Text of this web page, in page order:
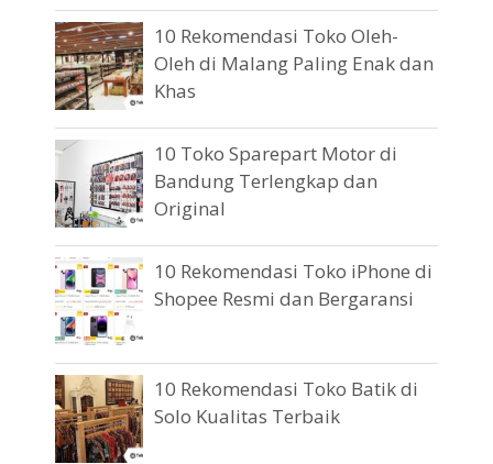
10 Rekomendasi Toko Oleh-
Oleh di Malang Paling Enak dan
Khas
10 Toko Sparepart Motor di
Bandung Terlengkap dan
Original
10 Rekomendasi Toko iPhone di
Shopee Resmi dan Bergaransi
10 Rekomendasi Toko Batik di
Solo Kualitas Terbaik